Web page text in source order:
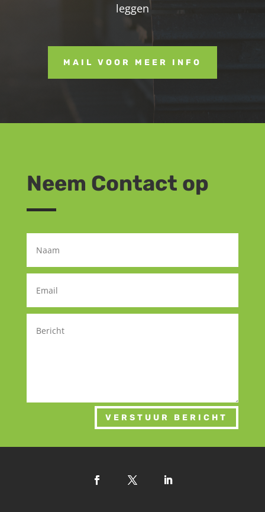
leggen
MAIL VOOR MEER INFO
Neem Contact op
VERSTUUR BERICHT